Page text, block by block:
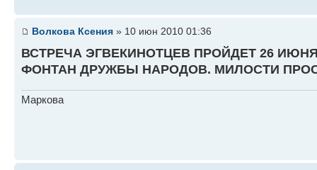
Волкова Ксения » 10 июн 2010 01:36
ВСТРЕЧА ЭГВЕКИНОТЦЕВ ПРОЙДЕТ 26
ФОНТАН ДРУЖБЫ НАРОДОВ. МИЛОСТИ
Маркова